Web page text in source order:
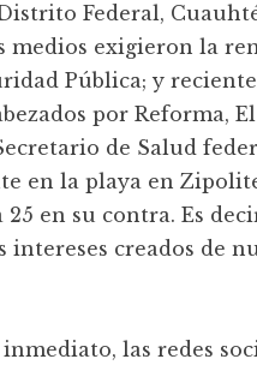
Federal,
medios exigieron la
Pública; y
por Reforma,
de Salud
en la playa en
en su contra. Es
intereses creados de
las redes